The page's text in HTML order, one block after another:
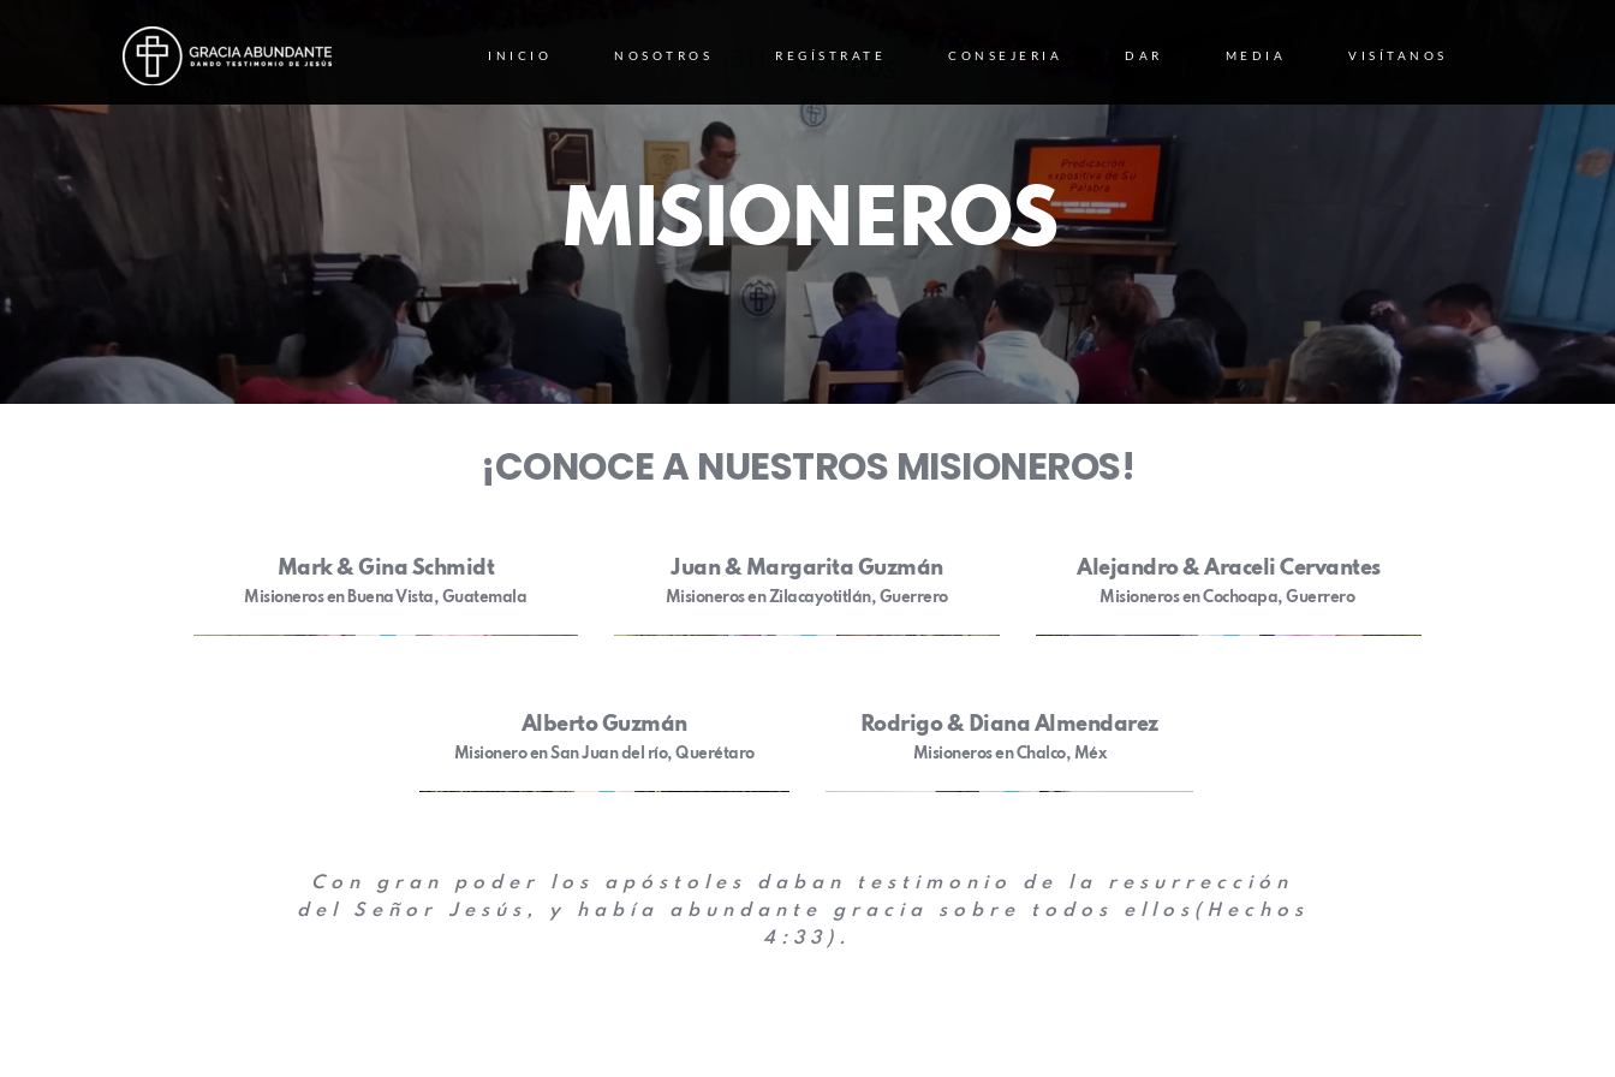
INICIO NOSOTROS REGÍSTRATE CONSEJERIA DAR MEDIA VISÍTANOS
MISIONEROS
¡CONOCE A NUESTROS MISIONEROS!
Mark & Gina Schmidt
Misioneros en Buena Vista, Guatemala
Juan & Margarita Guzmán
Misioneros en Zilacayotitlán, Guerrero
Alejandro & Araceli Cervantes
Misioneros en Cochoapa, Guerrero
Alberto Guzmán
Misionero en San Juan del río, Querétaro
Rodrigo & Diana Almendarez
Misioneros en Chalco, Méx
Con gran poder los apóstoles daban testimonio de la resurrección
del Señor Jesús, y había abundante gracia sobre todos ellos(Hechos
4:33).